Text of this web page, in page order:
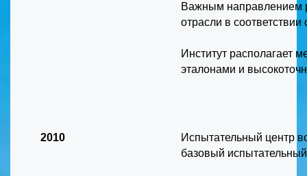
Важным направлением
отрасли в
Институт располагает
эталонами и
2010
Испытательный центр
базовый